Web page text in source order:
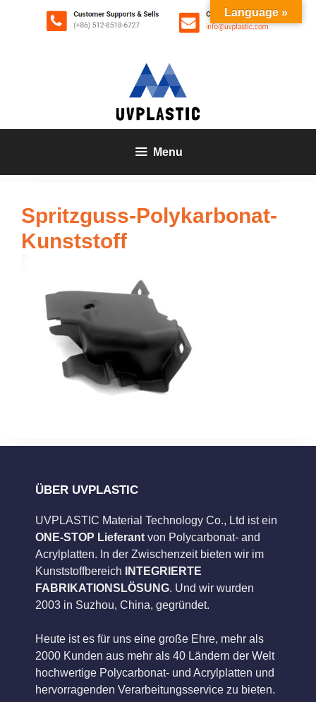
Menu
Spritzguss-Polykarbonat-
Kunststoff
ÜBER UVPLASTIC
UVPLASTIC Material Technology Co., Ltd ist ein
ONE-STOP Lieferant von Polycarbonat- and
Acrylplatten. In der Zwischenzeit bieten wir im
Kunststoffbereich
INTEGRIERTE
FABRIKATIONSLÖSUNG. Und wir wurden
2003 in Suzhou, China, gegründet.
Heute ist es für uns eine große Ehre, mehr als
2000 Kunden aus mehr als 40 Ländern der Welt
hochwertige Polycarbonat- und Acrylplatten und
hervorragenden Verarbeitungsservice zu bieten.
Language »